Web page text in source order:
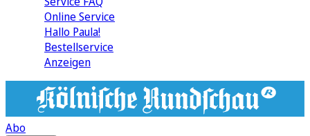
Online Service
Hallo Paula!
Bestellservice
Anzeigen
Abo